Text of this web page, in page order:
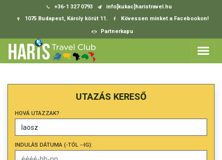
+36-1 327 0793
info[kukac]haristravel.hu
1075 Budapest, Károly körút 11.
Kövessen minket a Facebookon!
Partnerkapu
UTAZÁS KERESŐ
HOVÁ UTAZZAK?
INDULÁS DÁTUMA (-TÓL --IG):